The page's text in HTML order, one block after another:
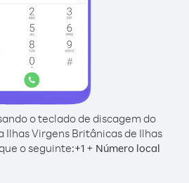
o teclado de discagem do
Ilhas Virgens Britânicas de Ilhas
o seguinte:+1+ Número local